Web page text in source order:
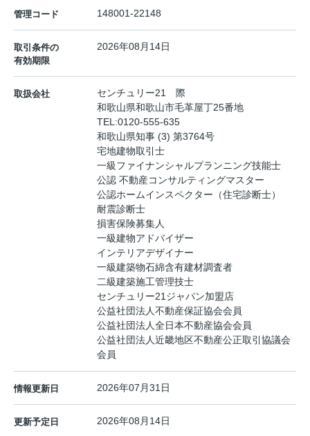
管理コード 148001-22148
取引条件の
有効期限
2026年08月14日
取扱会社
センチュリー21 際
和歌山県和歌山市毛革屋丁25番地
TEL:0120-555-635
和歌山県知事 (3) 第3764号
宅地建物取引士
一級ファイナンシャルプランニング技能士
公認 不動産コンサルティングマスター
公認ホームインスペクター（住宅診断士）
耐震診断士
損害保険募集人
一級建物アドバイザー
インテリアデザイナー
一級建築物石綿含有建材調査者
二級建築施工管理技士
センチュリー21ジャパン加盟店
公益社団法人不動産保証協会会員
公益社団法人全日本不動産協会会員
公益社団法人近畿地区不動産公正取引協議会
会員
情報更新日 2026年07月31日
更新予定日 2026年08月14日